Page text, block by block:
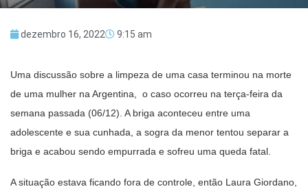
dezembro 16, 2022 9:15 am
Uma discussão sobre a limpeza de uma casa terminou na morte
de uma mulher na Argentina, o caso ocorreu na terça-feira da
semana passada (06/12). A briga aconteceu entre uma
adolescente e sua cunhada, a sogra da menor tentou separar a
briga e acabou sendo empurrada e sofreu uma queda fatal.
A situação estava ficando fora de controle, então Laura Giordano,